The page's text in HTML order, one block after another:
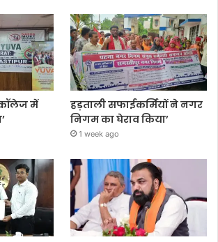
में
हड़ताली सफाईकर्मियों ने नगर
निगम का घेराव किया’
1 week ago